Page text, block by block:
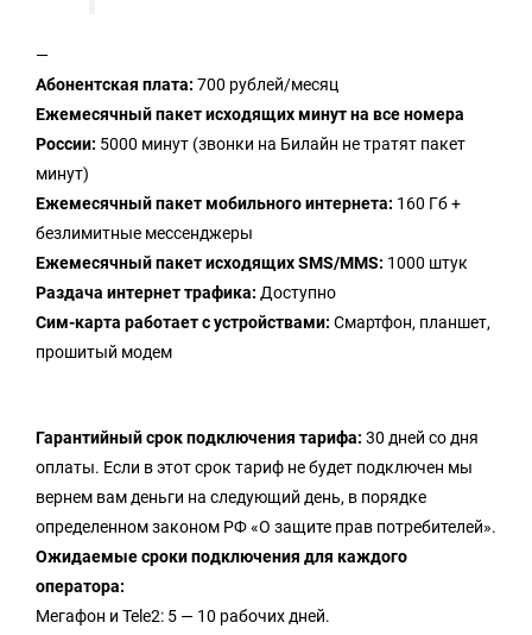
—
Абонентская плата: 700 рублей/месяц
Ежемесячный пакет исходящих минут на все номера
России: 5000 минут (звонки на Билайн не тратят пакет
минут)
Ежемесячный пакет мобильного интернета: 160 Гб +
безлимитные мессенджеры
Ежемесячный пакет исходящих SMS/MMS: 1000 штук
Раздача интернет трафика: Доступно
Сим-карта работает с устройствами: Смартфон, планшет,
прошитый модем
Гарантийный срок подключения тарифа: 30 дней со дня
оплаты. Если в этот срок тариф не будет подключен мы
вернем вам деньги на следующий день, в порядке
определенном законом РФ «О защите прав потребителей».
Ожидаемые сроки подключения для каждого
оператора:
Мегафон и Tele2: 5 — 10 рабочих дней.